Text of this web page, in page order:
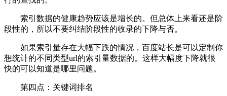
索引数据的健康趋势应该是增长的。但总体上来看还是阶
段性的，所以不要纠结阶段性的收录的下降与否。
如果索引量存在大幅下跌的情况，百度站长是可以定制你
想统计的不同类型url的索引量数据的。这样大幅度下降就很
快的可以知道是哪里问题。
第四点：关键词排名